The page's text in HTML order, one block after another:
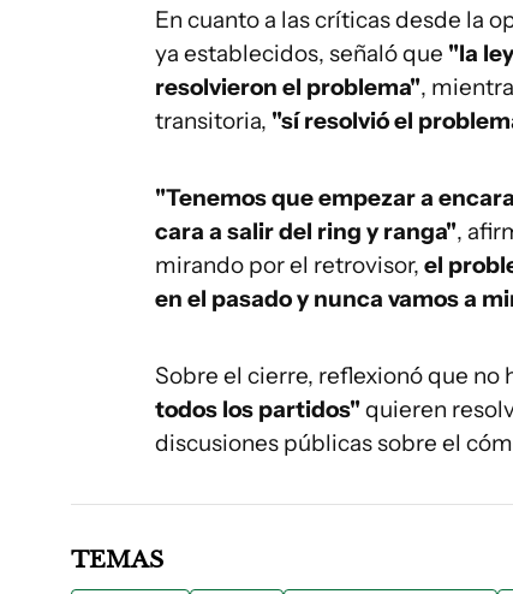
En cuanto a las críticas desde la
ya establecidos, señaló que "la
resolvieron el problema",
transitoria, "sí resolvió el
"Tenemos que empezar a
cara a salir del ring y ranga",
mirando por el retrovisor, el
en el pasado y nunca vamos a
Sobre el cierre, reflexionó que no
todos los partidos"quieren
discusiones públicas sobre el
TEMAS